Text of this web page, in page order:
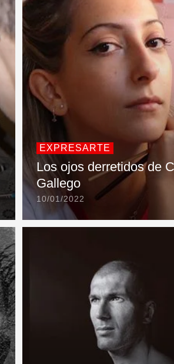
EXPRESARTE
Los ojos derretidos de
Gallego
10/01/2022